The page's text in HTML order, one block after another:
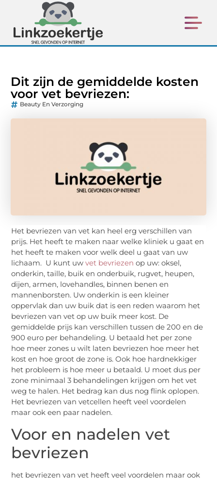
Dit zijn de gemiddelde kosten
voor vet bevriezen:
Beauty En Verzorging
Het bevriezen van vet kan heel erg verschillen van
prijs. Het heeft te maken naar welke kliniek u gaat en
het heeft te maken voor welk deel u gaat van uw
lichaam. U kunt uwvet bevriezen op uw: oksel,
onderkin, taille, buik en onderbuik, rugvet, heupen,
dijen, armen, lovehandles, binnen benen en
mannenborsten. Uw onderkin is een kleiner
oppervlak dan uw buik dat is een reden waarom het
bevriezen van vet op uw buik meer kost. De
gemiddelde prijs kan verschillen tussen de 200 en de
900 euro per behandeling. U betaald het per zone
hoe meer zones u wilt laten bevriezen hoe meer het
kost en hoe groot de zone is. Ook hoe hardnekkiger
het probleem is hoe meer u betaald. U moet dus per
zone minimaal 3 behandelingen krijgen om het vet
weg te halen. Het bedrag kan dus nog flink oplopen.
Het bevriezen van vetcellen heeft veel voordelen
maar ook een paar nadelen.
Voor en nadelen vet
bevriezen
het bevriezen van vet heeft veel voordelen maar ook